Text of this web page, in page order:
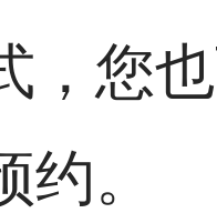
，您
。